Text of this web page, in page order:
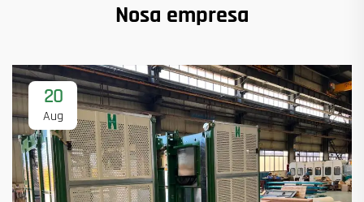
Nosa empresa
20
Aug